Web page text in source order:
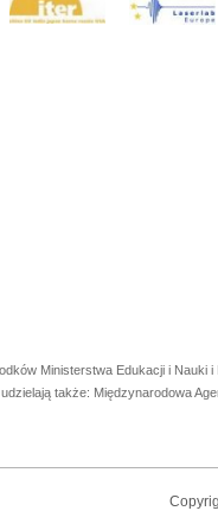
Ministerstwa Edukacji i
także: Międzynarodowa